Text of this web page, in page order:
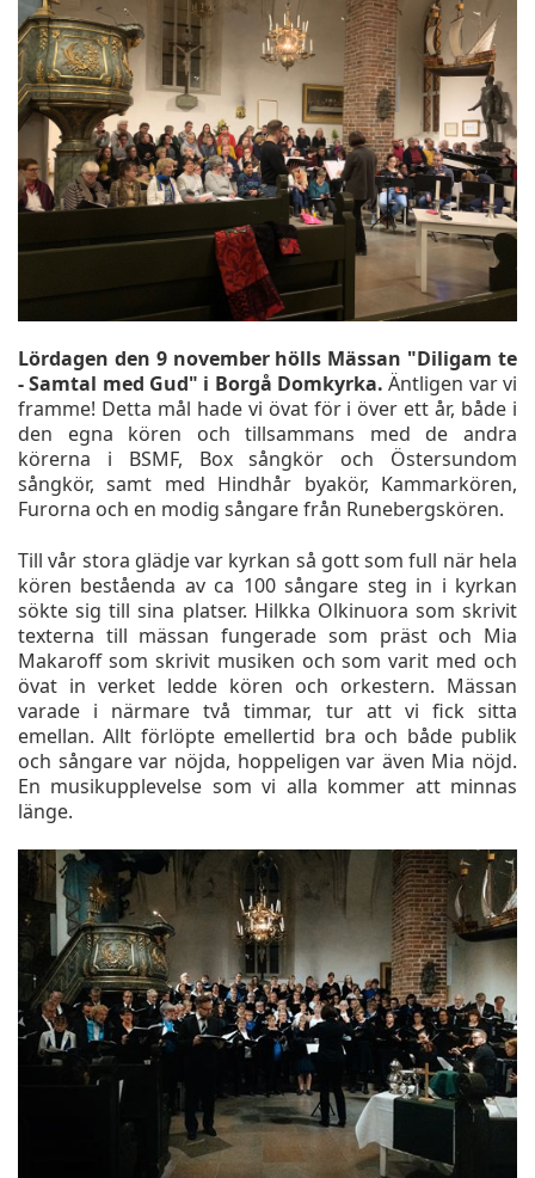
Lördagen den 9 november hölls Mässan "Diligam te
- Samtal med Gud" i Borgå Domkyrka.Äntligen var vi
framme! Detta mål hade vi övat för i över ett år, både i
den egna kören och tillsammans med de andra
körerna i BSMF, Box sångkör och Östersundom
sångkör, samt med Hindhår byakör, Kammarkören,
Furorna och en modig sångare från Runebergskören.
Till vår stora glädje var kyrkan så gott som full när hela
kören beståenda av ca 100 sångare steg in i kyrkan
sökte sig till sina platser. Hilkka Olkinuora som skrivit
texterna till mässan fungerade som präst och Mia
Makaroff som skrivit musiken och som varit med och
övat in verket ledde kören och orkestern. Mässan
varade i närmare två timmar, tur att vi fick sitta
emellan. Allt förlöpte emellertid bra och både publik
och sångare var nöjda, hoppeligen var även Mia nöjd.
En musikupplevelse som vi alla kommer att minnas
länge.